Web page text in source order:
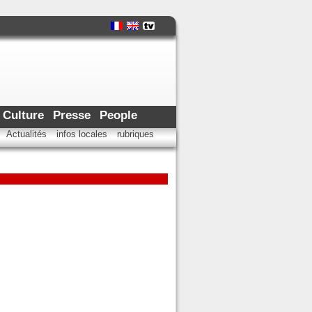
Culture Presse People
Actualités infos locales rubriques